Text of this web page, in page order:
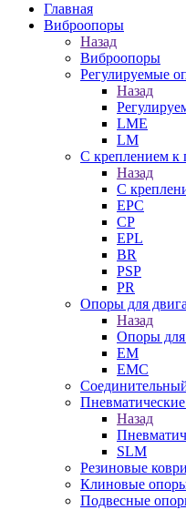
Главная
Виброопоры
Назад
Виброопоры
Регулируемые
Назад
LME
LM
С креплением к
Назад
С
EPC
CP
EPL
BR
PSP
PR
Опоры для
Назад
Опоры для
EM
EMC
Назад
SLM
Резиновые
Клиновые
Подвесные